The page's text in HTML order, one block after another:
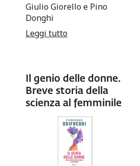
Giulio Giorello e Pino
Donghi
Leggi tuttosu Errore
Il genio delle donne.
Breve storia della
scienza al femminile